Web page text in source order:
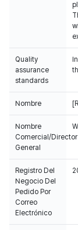
Quality
assurance
standards
Nombre
Nombre
Comercial/Director
General
Registro Del
Negocio Del
Pedido Por
Correo
Electrónico